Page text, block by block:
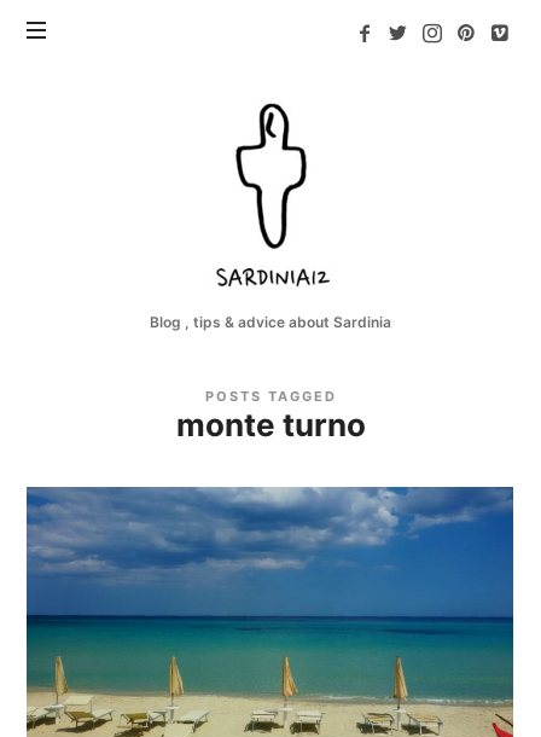
Blog , tips & advice about Sardinia
POSTS TAGGED
monte turno